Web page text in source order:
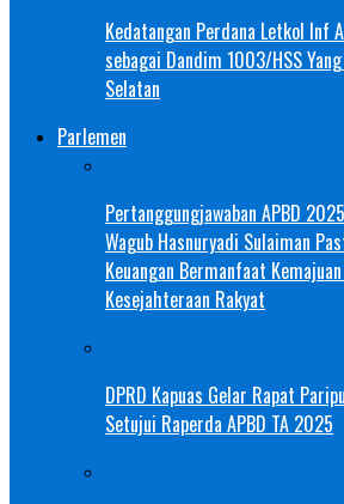
Kedatangan Perdana Letkol Inf
sebagai Dandim 1003/HSS
Selatan
Parlemen
Pertanggungjawaban APBD
Wagub Hasnuryadi Sulaiman
Keuangan Bermanfaat
Kesejahteraan Rakyat
DPRD Kapuas Gelar Rapat
Setujui Raperda APBD TA 2025